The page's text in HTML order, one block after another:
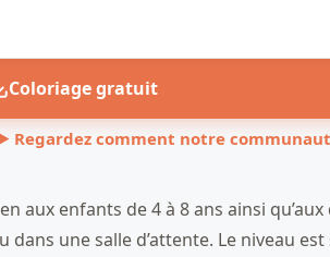
Coloriage gratuit
Regardez comment notre
aux enfants de 4 à 8 ans ainsi
une salle d’attente. Le niveau